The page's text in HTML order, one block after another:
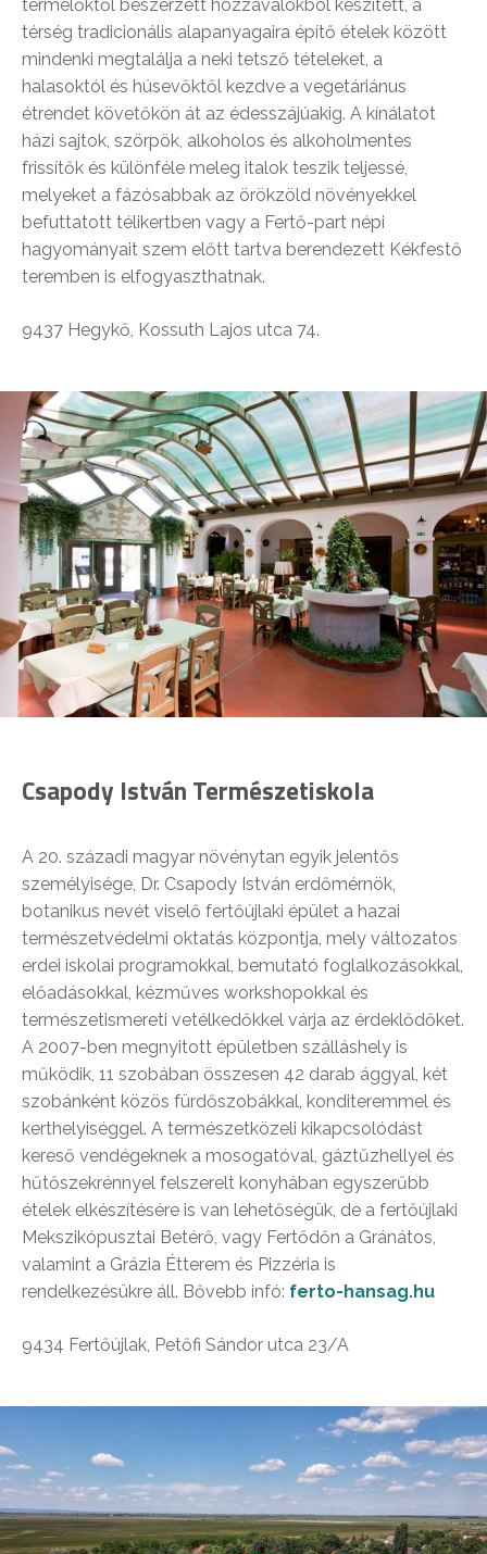
termelőktől beszerzett hozzávalókból készített, a
térség tradicionális alapanyagaira építő ételek között
mindenki megtalálja a neki tetsző tételeket, a
halasoktól és húsevőktől kezdve a vegetáriánus
étrendet követőkön át az édesszájúakig. A kínálatot
házi sajtok, szörpök, alkoholos és alkoholmentes
frissítők és különféle meleg italok teszik teljessé,
melyeket a fázósabbak az örökzöld növényekkel
befuttatott télikertben vagy a Fertő-part népi
hagyományait szem előtt tartva berendezett Kékfestő
teremben is elfogyaszthatnak.
9437 Hegykő, Kossuth Lajos utca 74.
Csapody István Természetiskola
A 20. századi magyar növénytan egyik jelentős
személyisége, Dr. Csapody István erdőmérnök,
botanikus nevét viselő fertőújlaki épület a hazai
természetvédelmi oktatás központja, mely változatos
erdei iskolai programokkal, bemutató foglalkozásokkal,
előadásokkal, kézműves workshopokkal és
természetismereti vetélkedőkkel várja az érdeklődőket.
A 2007-ben megnyitott épületben szálláshely is
működik, 11 szobában összesen 42 darab ággyal, két
szobánként közös fürdőszobákkal, konditeremmel és
kerthelyiséggel. A természetközeli kikapcsolódást
kereső vendégeknek a mosogatóval, gáztűzhellyel és
hűtőszekrénnyel felszerelt konyhában egyszerűbb
ételek elkészítésére is van lehetőségük, de a fertőújlaki
Mekszikópusztai Betérő, vagy Fertődőn a Gránátos,
valamint a Grázia Étterem és Pizzéria is
rendelkezésükre áll. Bővebb infó: ferto-hansag.hu
9434 Fertőújlak, Petőfi Sándor utca 23/A